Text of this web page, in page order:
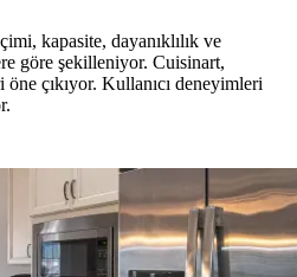
kapasite, dayanıklılık ve
göre şekilleniyor. Cuisinart,
çıkıyor. Kullanıcı deneyimleri